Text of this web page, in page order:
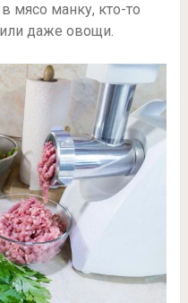
мясо манку, кто-то
даже овощи.